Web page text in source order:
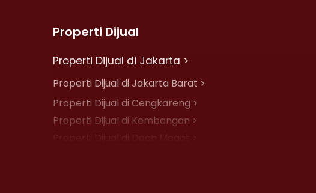
Properti Dijual
Properti Dijual di Jakarta >
Properti Dijual di Jakarta Barat >
Properti Dijual di Cengkareng >
Properti Dijual di Kembangan >
Properti Dijual di Daan Mogot >